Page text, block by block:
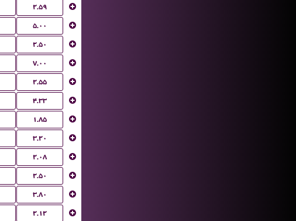
۲.۵۹
۵.۰۰
۲.۵۰
۷.۰۰
۲.۵۵
۴.۳۳
۱.۸۵
۳.۲۰
۲.۰۸
۲.۵۰
۳.۸۰
۲.۱۲